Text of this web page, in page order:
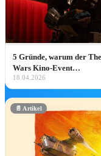
🏰 Disneyland &
5 Gründe, warum der
Wars Kino-Event…
18.04.2026
📄 Artikel